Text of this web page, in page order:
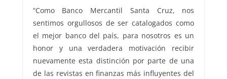
“Como Banco Mercantil Santa Cruz, nos
sentimos orgullosos de ser catalogados como
el mejor banco del país, para nosotros es un
honor y una verdadera motivación recibir
nuevamente esta distinción por parte de una
de las revistas en finanzas más influyentes del